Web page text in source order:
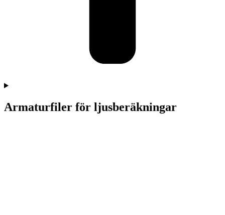
Armaturfiler för ljusberäkningar